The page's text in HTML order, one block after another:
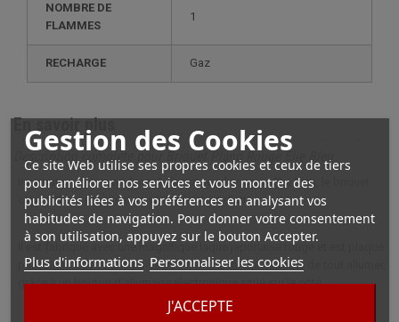
Gestion des Cookies
Ce site Web utilise ses propres cookies et ceux de tiers
pour améliorer nos services et vous montrer des
publicités liées à vos préférences en analysant vos
habitudes de navigation. Pour donner votre consentement
à son utilisation, appuyez sur le bouton Accepter.
Plus d'informations Personnaliser les cookies
J'ACCEPTE
NOMBRE DE
FLAMMES
1
RECHARGE gaz
En savoir plus
Description complète pour Briquet Plano Rouge Elie Bleu
Incarnation du savoir-faire de la maison française Elie Bleu, le briquet
cigare Plano est aussi un véritable objet d'art.
Il est fabriqué avec une magnifique laque japonaise rouge et est plaqué
palladium. Il offre une puissante flamme torche capable de tout allumer,
grâce à un bouton d'allumage électronique situé sur le côté.